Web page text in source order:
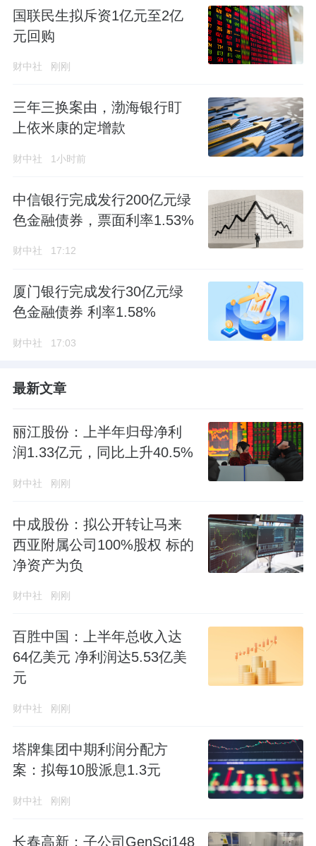
国联民生拟斥资1亿元至2亿
元回购
财中社 刚刚
三年三换案由，渤海银行盯
上依米康的定增款
财中社 1小时前
中信银行完成发行200亿元绿
色金融债券，票面利率1.53%
财中社 17:12
厦门银行完成发行30亿元绿
色金融债券 利率1.58%
财中社 17:03
最新文章
丽江股份：上半年归母净利
润1.33亿元，同比上升40.5%
财中社 刚刚
中成股份：拟公开转让马来
西亚附属公司100%股权 标的
净资产为负
财中社 刚刚
百胜中国：上半年总收入达
64亿美元 净利润达5.53亿美
元
财中社 刚刚
塔牌集团中期利润分配方
案：拟每10股派息1.3元
财中社 刚刚
长春高新：子公司GenSci148